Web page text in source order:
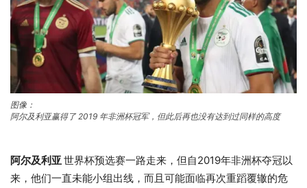
图像：
阿尔及利亚赢得了 2019 年非洲杯冠军，但此后再也没有达到过同样的高度
阿尔及利亚世界杯预选赛一路走来，但自2019年非洲杯夺冠以
来，他们一直未能小组出线，而且可能面临再次重蹈覆辙的危